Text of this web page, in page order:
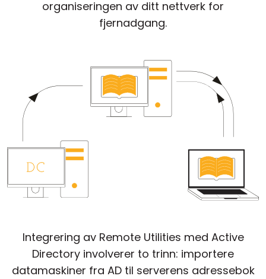
organiseringen av ditt nettverk for
fjernadgang.
Integrering av Remote Utilities med Active
Directory involverer to trinn: importere
datamaskiner fra AD til serverens adressebok
Active Directory-støtte
Sky- og lokal installasjon